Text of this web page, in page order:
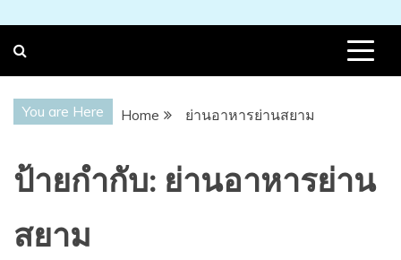
You are Here Home ย่านอาหารย่านสยาม
ป้ายกำกับ: ย่านอาหารย่าน
สยาม